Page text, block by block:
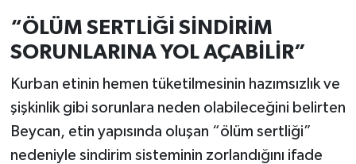
“ÖLÜM SERTLİĞİ SİNDİRİM
SORUNLARINA YOL AÇABİLİR”
Kurban etinin hemen tüketilmesinin hazımsızlık ve
şişkinlik gibi sorunlara neden olabileceğini belirten
Beycan, etin yapısında oluşan “ölüm sertliği”
nedeniyle sindirim sisteminin zorlandığını ifade